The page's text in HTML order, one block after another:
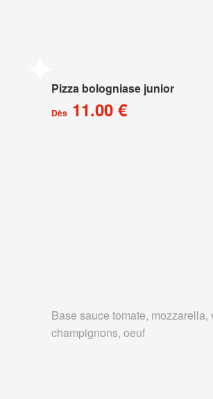
Pizza bologniase junior
Dès 11.00 €
Base sauce tomate, mozzarella,
champignons, oeuf